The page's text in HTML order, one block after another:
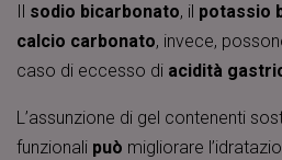
sodio bicarbonato, il potassio
calcio carbonato, invece,
caso di eccesso di acidità
L’assunzione di gel contenenti
funzionali può migliorare